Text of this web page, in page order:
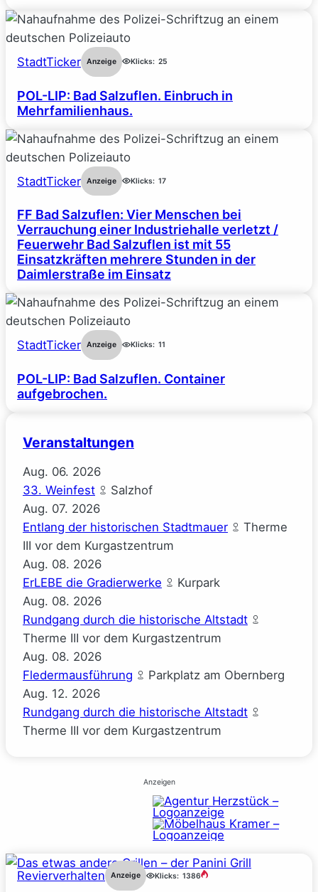
StadtTicker Anzeige Klicks: 25
POL-LIP: Bad Salzuflen. Einbruch in
Mehrfamilienhaus.
StadtTicker Anzeige Klicks: 17
FF Bad Salzuflen: Vier Menschen bei
Verrauchung einer Industriehalle verletzt /
Feuerwehr Bad Salzuflen ist mit 55
Einsatzkräften mehrere Stunden in der
Daimlerstraße im Einsatz
StadtTicker Anzeige Klicks: 11
POL-LIP: Bad Salzuflen. Container
aufgebrochen.
Veranstaltungen
Aug. 06. 2026
33. Weinfest
Salzhof
Aug. 07. 2026
Entlang der historischen Stadtmauer
Therme
III vor dem Kurgastzentrum
Aug. 08. 2026
ErLEBE die Gradierwerke
Kurpark
Aug. 08. 2026
Rundgang durch die historische Altstadt
Therme III vor dem Kurgastzentrum
Aug. 08. 2026
Fledermausführung
Parkplatz am Obernberg
Aug. 12. 2026
Rundgang durch die historische Altstadt
Therme III vor dem Kurgastzentrum
Anzeigen
Revierverhalten Anzeige Klicks: 1386